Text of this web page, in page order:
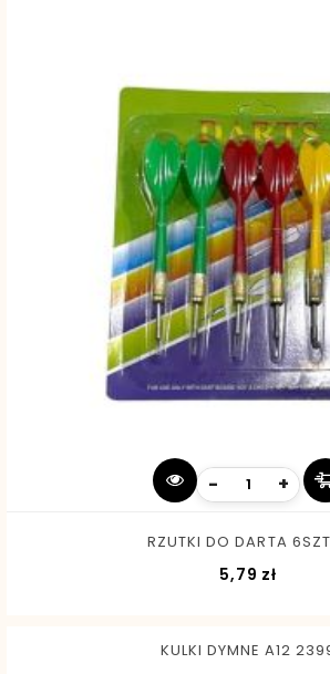
- +
RZUTKI DO DARTA
5,79 zł
KULKI DYMNE A12